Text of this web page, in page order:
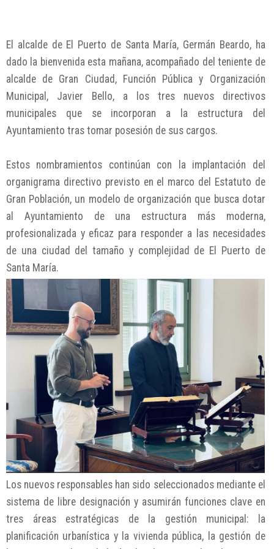
El alcalde de El Puerto de Santa María, Germán Beardo, ha
dado la bienvenida esta mañana, acompañado del teniente de
alcalde de Gran Ciudad, Función Pública y Organización
Municipal, Javier Bello, a los tres nuevos directivos
municipales que se incorporan a la estructura del
Ayuntamiento tras tomar posesión de sus cargos.
Estos nombramientos continúan con la implantación del
organigrama directivo previsto en el marco del Estatuto de
Gran Población, un modelo de organización que busca dotar
al Ayuntamiento de una estructura más moderna,
profesionalizada y eficaz para responder a las necesidades
de una ciudad del tamaño y complejidad de El Puerto de
Santa María.
Los nuevos responsables han sido seleccionados mediante el
sistema de libre designación y asumirán funciones clave en
tres áreas estratégicas de la gestión municipal: la
planificación urbanística y la vivienda pública, la gestión de